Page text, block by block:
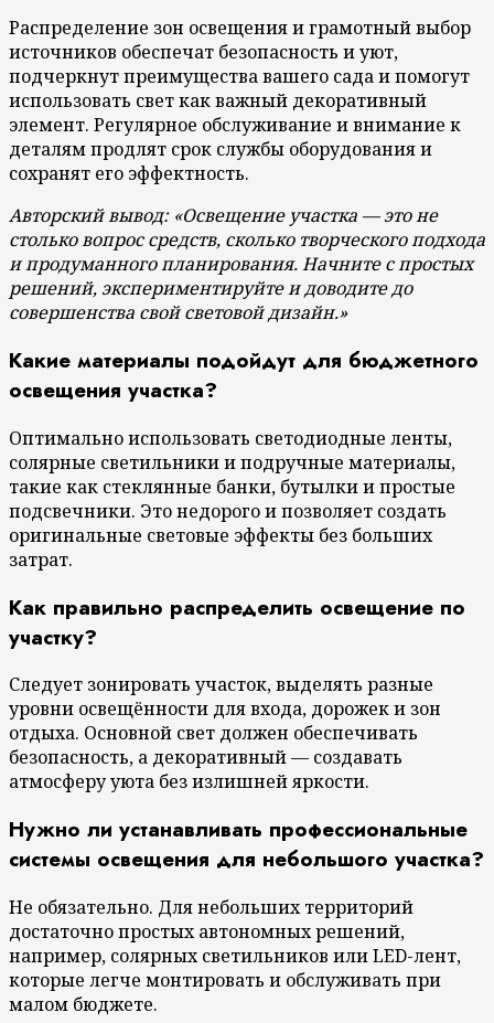
Распределение зон освещения и грамотный выбор
источников обеспечат безопасность и уют,
подчеркнут преимущества вашего сада и помогут
использовать свет как важный декоративный
элемент. Регулярное обслуживание и внимание к
деталям продлят срок службы оборудования и
сохранят его эффектность.
Авторский вывод: «Освещение участка — это не
столько вопрос средств, сколько творческого подхода
и продуманного планирования. Начните с простых
решений, экспериментируйте и доводите до
совершенства свой световой дизайн.»
Какие материалы подойдут для бюджетного
освещения участка?
Оптимально использовать светодиодные ленты,
солярные светильники и подручные материалы,
такие как стеклянные банки, бутылки и простые
подсвечники. Это недорого и позволяет создать
оригинальные световые эффекты без больших
затрат.
Как правильно распределить освещение по
участку?
Следует зонировать участок, выделять разные
уровни освещённости для входа, дорожек и зон
отдыха. Основной свет должен обеспечивать
безопасность, а декоративный — создавать
атмосферу уюта без излишней яркости.
Нужно ли устанавливать профессиональные
системы освещения для небольшого участка?
Не обязательно. Для небольших территорий
достаточно простых автономных решений,
например, солярных светильников или LED-лент,
которые легче монтировать и обслуживать при
малом бюджете.